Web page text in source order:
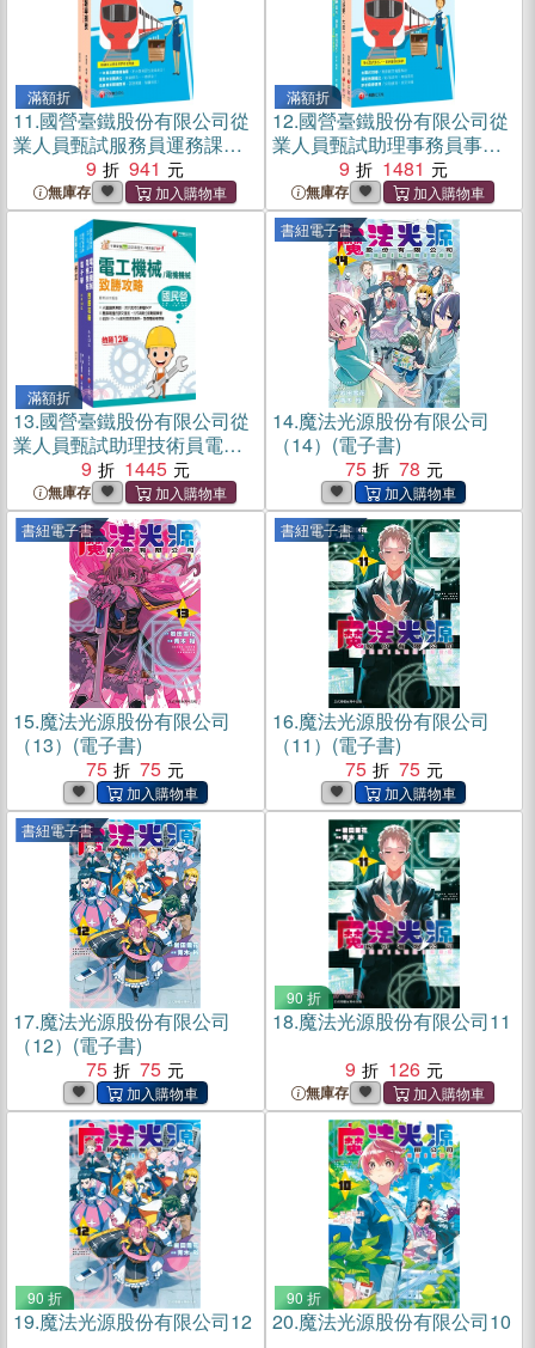
滿額折
11.國營臺鐵股份有限公司從
業人員甄試服務員運務課文
版套書（共二冊）
9 941
無庫存
滿額折
12.國營臺鐵股份有限公司從
業人員甄試助理事務員事務
管理課文版套書（共三冊）
9 1481
無庫存
滿額折
13.國營臺鐵股份有限公司從
業人員甄試助理技術員電務/
電力課文版套書（共三冊）
9 1445
無庫存
書紐電子書
14.魔法光源股份有限公司
（14）(電子書)
75
78
書紐電子書
15.魔法光源股份有限公司
（13）(電子書)
75
75
書紐電子書
16.魔法光源股份有限公司
（11）(電子書)
75
75
書紐電子書
17.魔法光源股份有限公司
（12）(電子書)
75
75
90 折
18.魔法光源股份有限公司11
9
126
無庫存
90 折
19.魔法光源股份有限公司12
90 折
20.魔法光源股份有限公司10